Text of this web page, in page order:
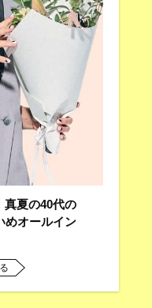
真夏の40代の
めオールイン